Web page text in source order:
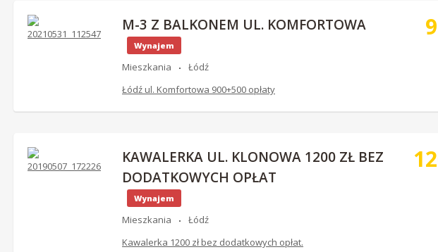
M-3 Z BALKONEM UL. KOMFORTOWA
Wynajem
Mieszkania
Łódź
Łódź ul. Komfortowa 900+500 opłaty
KAWALERKA UL. KLONOWA 1200 ZŁ BEZ
DODATKOWYCH OPŁAT
Wynajem
Mieszkania
Łódź
Kawalerka 1200 zł bez dodatkowych opłat.